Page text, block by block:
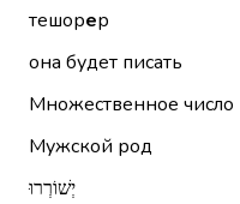
тешорер
она будет писать
Множественное число
Мужской род
יְשׁוֹרְרוּ